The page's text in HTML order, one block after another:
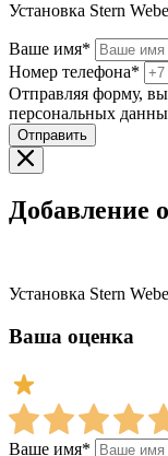
Установка Stern
Ваше имя*
Номер телефона*
Отправляя форму, вы
персональных
Отправить
Добавление
Установка Stern
Ваша оценка
Ваше имя*